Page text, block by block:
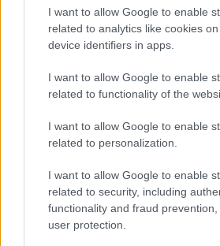
I want to allow Google to enable
related to analytics like cookies
device identifiers in apps.
I want to allow Google to enable
related to functionality of the
I want to allow Google to enable
related to personalization.
I want to allow Google to enable
related to security, including
functionality and fraud
user protection.